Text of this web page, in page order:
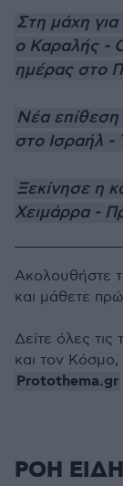
Στη μάχη
ο Καραλής -
ημέρας στο
Νέα
στο Ισραήλ -
Ξεκίνησε η
Χειμάρρα -
Ακολουθήστε
και μάθετε
Δείτε όλες τις
και τον Κόσμο,
Protothema.gr
ΡΟΗ